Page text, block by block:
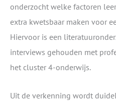
onderzocht welke factoren
extra kwetsbaar maken voor
Hiervoor is een
interviews gehouden met
het cluster 4-onderwijs.
Uit de verkenning wordt